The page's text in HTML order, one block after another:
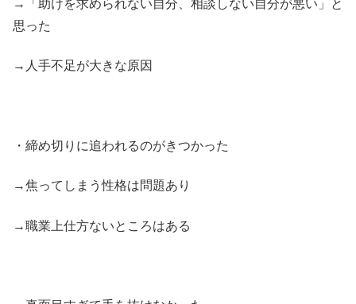
→「助けを求められない自分、相談しない自分が悪い」と
思った
→人手不足が大きな原因
・締め切りに追われるのがきつかった
→焦ってしまう性格は問題あり
→職業上仕方ないところはある